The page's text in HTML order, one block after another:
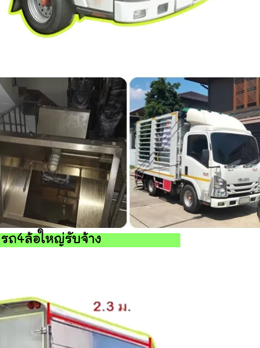
รถ4ล้อใหญ่รับจ้าง